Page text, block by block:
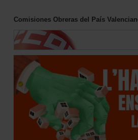
Comisiones Obreras del País